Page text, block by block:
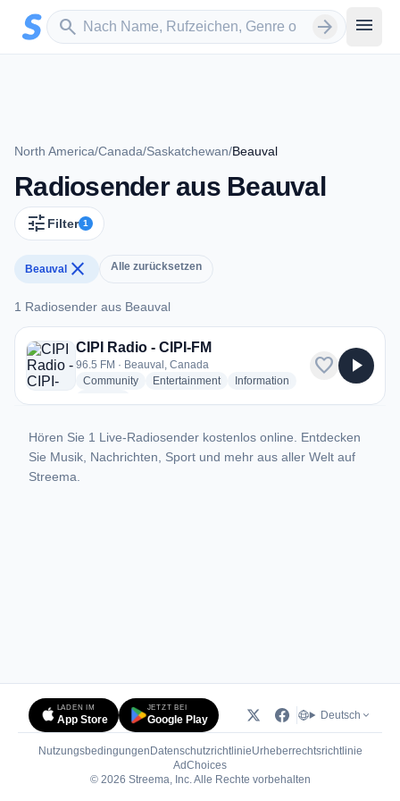
Zum Hauptinhalt springen
search
Sender suchen arrow_forward menu
North America/Canada/Saskatchewan/Beauval
Radiosender aus Beauval
tune Filter 1
Beauval close Alle zurücksetzen
1 Radiosender aus Beauval
1 Radiosender aus Beauval
CIPI Radio - CIPI-FM
96.5 FM · Beauval, Canada
Communityradio stations
Entertainmentradio stations
Information radio stations
favorite play_arrow
Hören Sie 1 Live-Radiosender kostenlos online. Entdecken
Sie Musik, Nachrichten, Sport und mehr aus aller Welt auf
Streema.
LADEN IM
App Store
JETZT BEI
Google Play Deutsch
Nutzungsbedingungen DatenschutzrichtlinieUrheberrechtsrichtlinie
AdChoices(öffnet in neuem Tab)
© 2026 Streema, Inc. Alle Rechte vorbehalten